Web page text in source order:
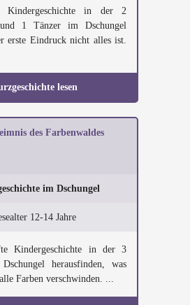
Kindergeschichte in der 2
1 Tänzer im Dschungel
erste Eindruck nicht alles ist.
lesen
des Farbenwaldes
im Dschungel
12-14 Jahre
Kindergeschichte in der 3
herausfinden, was
Farben verschwinden. ...